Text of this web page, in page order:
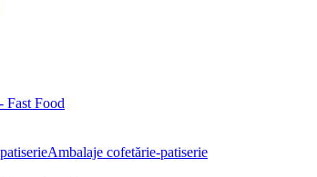
Fast Food
Ambalaje cofetărie-patiserie